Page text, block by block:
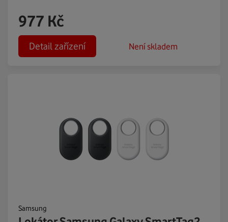
977 Kč
Detail zařízení Není skladem
Samsung